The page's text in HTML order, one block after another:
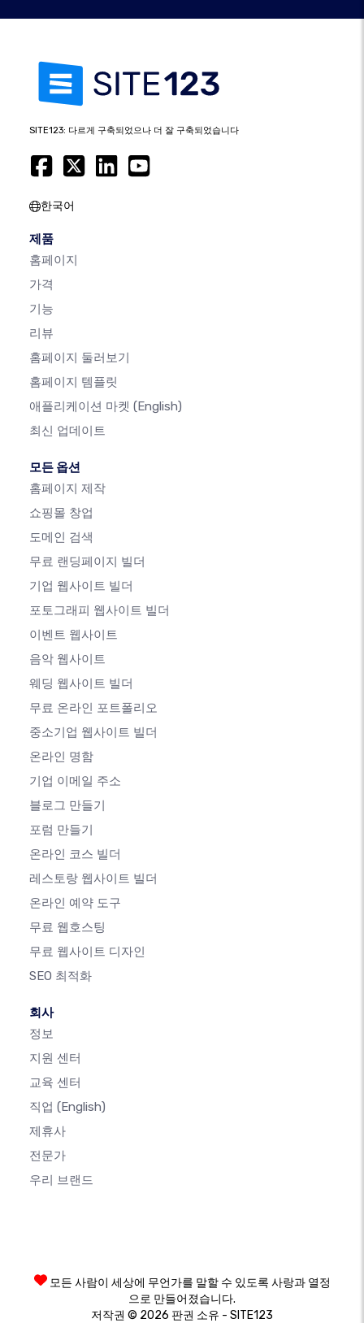
SITE123: 다르게 구축되었으나 더 잘 구축되었습니다
한국어
제품
홈페이지
가격
기능
리뷰
홈페이지 둘러보기
홈페이지 템플릿
애플리케이션 마켓 (English)
최신 업데이트
모든 옵션
홈페이지 제작
쇼핑몰 창업
도메인 검색
무료 랜딩페이지 빌더
기업 웹사이트 빌더
포토그래피 웹사이트 빌더
이벤트 웹사이트
음악 웹사이트
웨딩 웹사이트 빌더
무료 온라인 포트폴리오
중소기업 웹사이트 빌더
온라인 명함
기업 이메일 주소
블로그 만들기
포럼 만들기
온라인 코스 빌더
레스토랑 웹사이트 빌더
온라인 예약 도구
무료 웹호스팅
무료 웹사이트 디자인
SEO 최적화
회사
정보
지원 센터
교육 센터
직업 (English)
제휴사
전문가
우리 브랜드
모든 사람이 세상에 무언가를 말할 수 있도록 사랑과 열정
으로 만들어졌습니다.
저작권 © 2026 판권 소유 - SITE123